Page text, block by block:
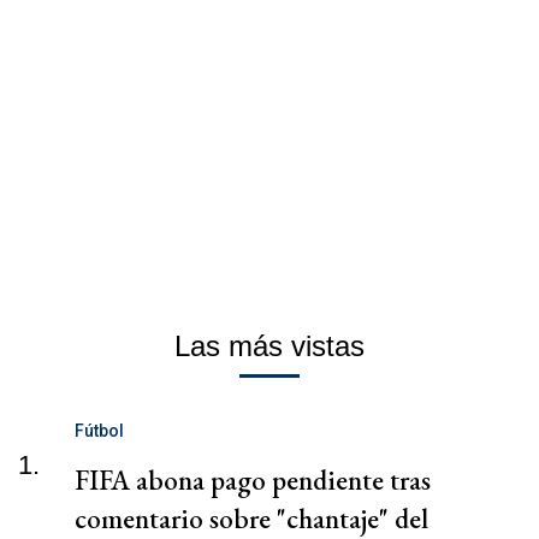
Las más vistas
1.
Fútbol
FIFA abona pago pendiente tras
comentario sobre "chantaje" del